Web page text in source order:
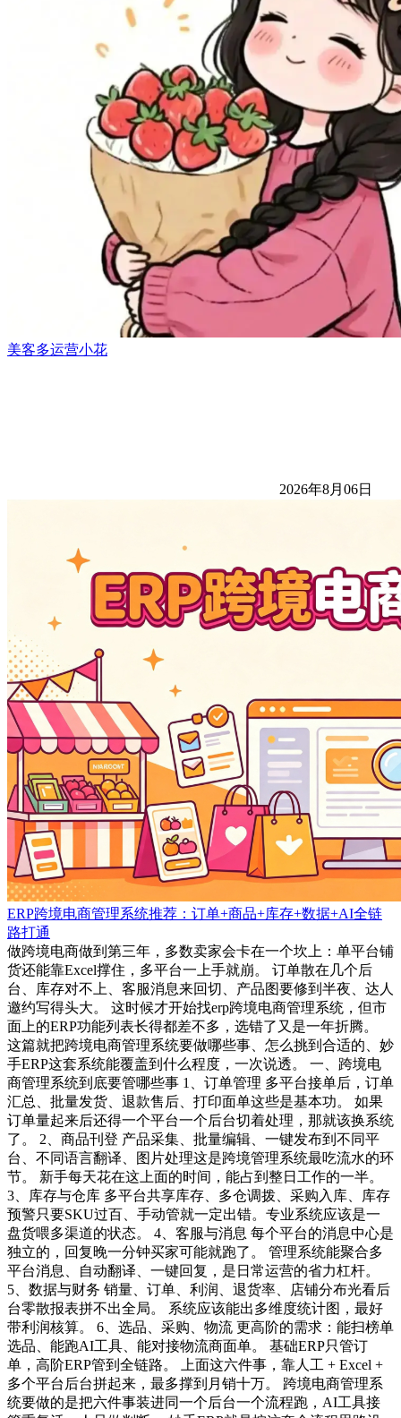
美客多运营小花
2026年8月06日
ERP跨境电商管理系统推荐：订单+商品+库存+数据+AI全链
路打通
做跨境电商做到第三年，多数卖家会卡在一个坎上：单平台铺
货还能靠Excel撑住，多平台一上手就崩。 订单散在几个后
台、库存对不上、客服消息来回切、产品图要修到半夜、达人
邀约写得头大。 这时候才开始找erp跨境电商管理系统，但市
面上的ERP功能列表长得都差不多，选错了又是一年折腾。
这篇就把跨境电商管理系统要做哪些事、怎么挑到合适的、妙
手ERP这套系统能覆盖到什么程度，一次说透。 一、跨境电
商管理系统到底要管哪些事 1、订单管理 多平台接单后，订单
汇总、批量发货、退款售后、打印面单这些是基本功。 如果
订单量起来后还得一个平台一个后台切着处理，那就该换系统
了。 2、商品刊登 产品采集、批量编辑、一键发布到不同平
台、不同语言翻译、图片处理这是跨境管理系统最吃流水的环
节。 新手每天花在这上面的时间，能占到整日工作的一半。
3、库存与仓库 多平台共享库存、多仓调拨、采购入库、库存
预警只要SKU过百、手动管就一定出错。专业系统应该是一
盘货喂多渠道的状态。 4、客服与消息 每个平台的消息中心是
独立的，回复晚一分钟买家可能就跑了。 管理系统能聚合多
平台消息、自动翻译、一键回复，是日常运营的省力杠杆。
5、数据与财务 销量、订单、利润、退货率、店铺分布光看后
台零散报表拼不出全局。 系统应该能出多维度统计图，最好
带利润核算。 6、选品、采购、物流 更高阶的需求：能扫榜单
选品、能跑AI工具、能对接物流商面单。 基础ERP只管订
单，高阶ERP管到全链路。 上面这六件事，靠人工 + Excel +
多个平台后台拼起来，最多撑到月销十万。 跨境电商管理系
统要做的是把六件事装进同一个后台一个流程跑，AI工具接